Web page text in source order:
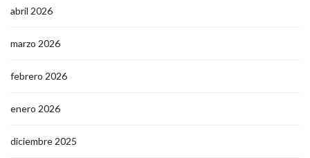
abril 2026
marzo 2026
febrero 2026
enero 2026
diciembre 2025